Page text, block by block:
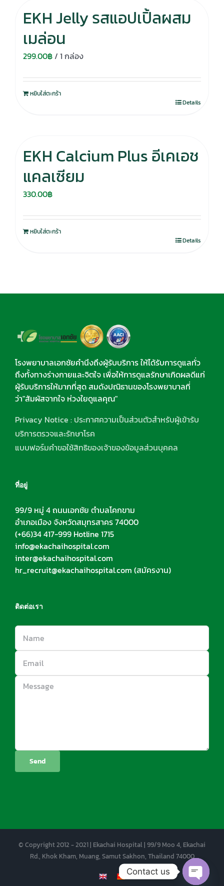
EKH Jelly รสแอปเปิ้ลผสม
เมล่อน
299.00฿/ 1 กล่อง
หยิบใส่ตะกร้า
Details
EKH Calcium Plus อีเคเอช
แคลเซียม
330.00฿
หยิบใส่ตะกร้า
Details
โรงพยาบาลเอกชัยคำนึงถึงผู้รับบริการ ให้ได้รับการดูแลทั่ว
ถึงทั้งทางร่างกายและจิตใจ เพื่อให้การดูแลรักษาเกิดผลดีแก่
ผู้รับบริการให้มากที่สุด สมดังปณิธานของโรงพยาบาลที่
ว่า"สัมผัสจากใจ ห่วงใยดูแลคุณ"
Privacy Notice : ประกาศความเป็นส่วนตัวสำหรับผู้เข้ารับ
บริการตรวจและรักษาโรค
แบบฟอร์มคำขอใช้สิทธิของเจ้าของข้อมูลส่วนบุคคล
ที่อยู่
99/9 หมู่ 4 ถนนเอกชัย ตำบลโคกขาม
อำเภอเมือง จังหวัดสมุทรสาคร 74000
(+66)34 417-999 Hotline 1715
info@ekachaihospital.com
inter@ekachaihospital.com
hr_recruit@ekachaihospital.com (สมัครงาน)
ติดต่อเรา
© Copyright 2012 - 2021 | Ekachai Hospital | 99/9 Moo 4, Ekachai
Rd., Khok Kham, Muang, Samut Sakhon, Thailand 74000
EN CNContact us